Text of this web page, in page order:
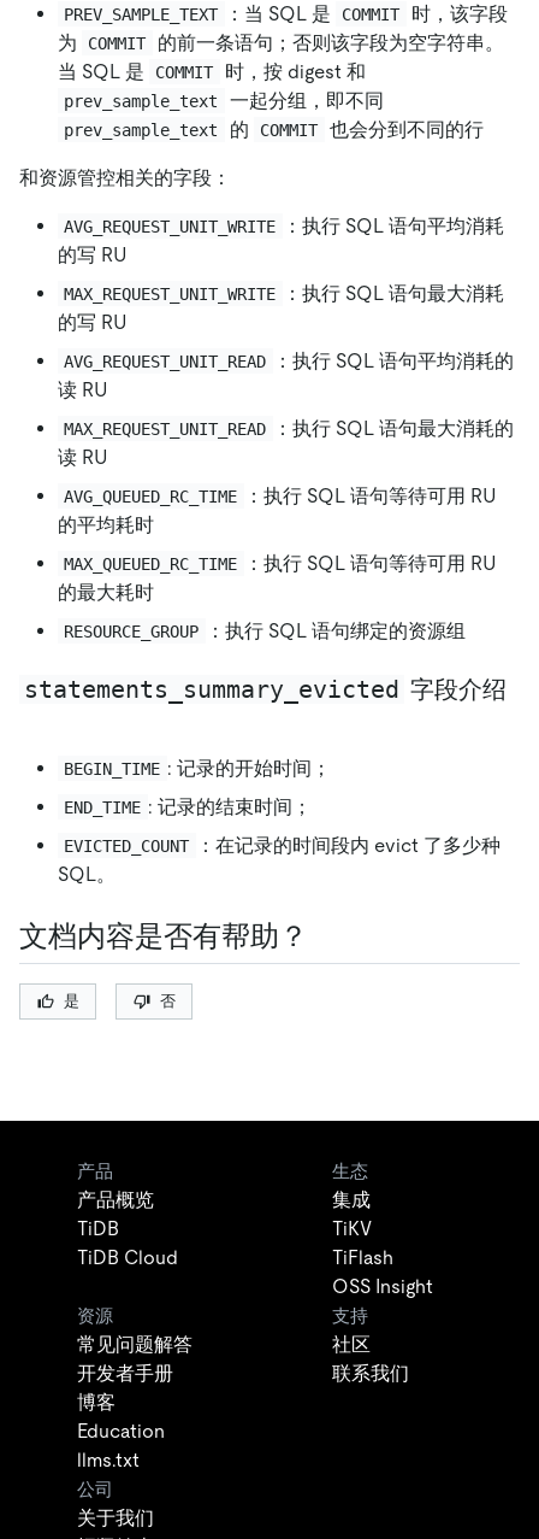
PREV_SAMPLE_TEXT ：当 SQL 是 COMMIT
时，该字段
为
COMMIT
的前一条语句；否则该字段为空字符串。
当 SQL 是
COMMIT 时，按 digest 和
prev_sample_text 一起分组，即不同
prev_sample_text 的 COMMIT 也会分到不同的行
和资源管控相关的字段：
AVG_REQUEST_UNIT_WRITE
：执行 SQL 语句平均消耗
的写 RU
MAX_REQUEST_UNIT_WRITE
：执行 SQL 语句最大消耗
的写 RU
AVG_REQUEST_UNIT_READ
：执行 SQL 语句平均消耗的
读 RU
MAX_REQUEST_UNIT_READ
：执行 SQL 语句最大消耗的
读 RU
AVG_QUEUED_RC_TIME
：执行 SQL 语句等待可用 RU
的平均耗时
MAX_QUEUED_RC_TIME
：执行 SQL 语句等待可用 RU
的最大耗时
RESOURCE_GROUP ：执行 SQL 语句绑定的资源组
statements_summary_evicted 字段介绍
BEGIN_TIME : 记录的开始时间；
END_TIME : 记录的结束时间；
EVICTED_COUNT
：在记录的时间段内 evict 了多少种
SQL。
文档内容是否有帮助？
是 否
产品
产品概览
TiDB
TiDB Cloud
生态
集成
TiKV
TiFlash
OSS Insight
资源
常见问题解答
开发者手册
博客
Education
llms.txt
支持
社区
联系我们
公司
关于我们